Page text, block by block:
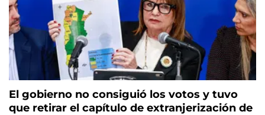
El gobierno no consiguió los votos y tuvo
que retirar el capítulo de extranjerización de